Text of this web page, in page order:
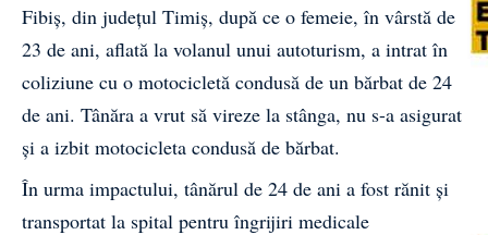
Fibiș, din județul Timiș, după ce o femeie, în vârstă de
23 de ani, aflată la volanul unui autoturism, a intrat în
coliziune cu o motocicletă condusă de un bărbat de 24
de ani. Tânăra a vrut să vireze la stânga, nu s-a asigurat
și a izbit motocicleta condusă de bărbat.
În urma impactului, tânărul de 24 de ani a fost rănit și
transportat la spital pentru îngrijiri medicale